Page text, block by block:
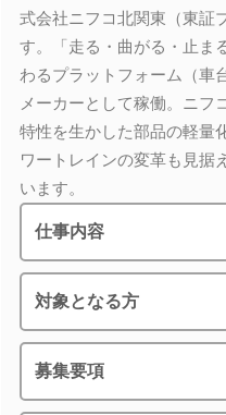
式会社ニフコ北関東（東証
す。「走る・曲がる・止ま
わるプラットフォーム（車
メーカーとして稼働。ニフ
特性を生かした部品の軽量
ワートレインの変革も見据
います。
仕事内容
対象となる方
募集要項